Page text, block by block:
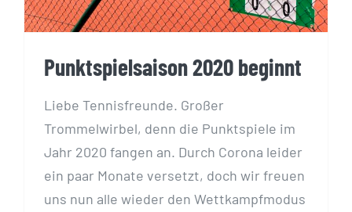
Punktspielsaison 2020 beginnt
Liebe Tennisfreunde. Großer
Trommelwirbel, denn die Punktspiele im
Jahr 2020 fangen an. Durch Corona leider
ein paar Monate versetzt, doch wir freuen
uns nun alle wieder den Wettkampfmodus